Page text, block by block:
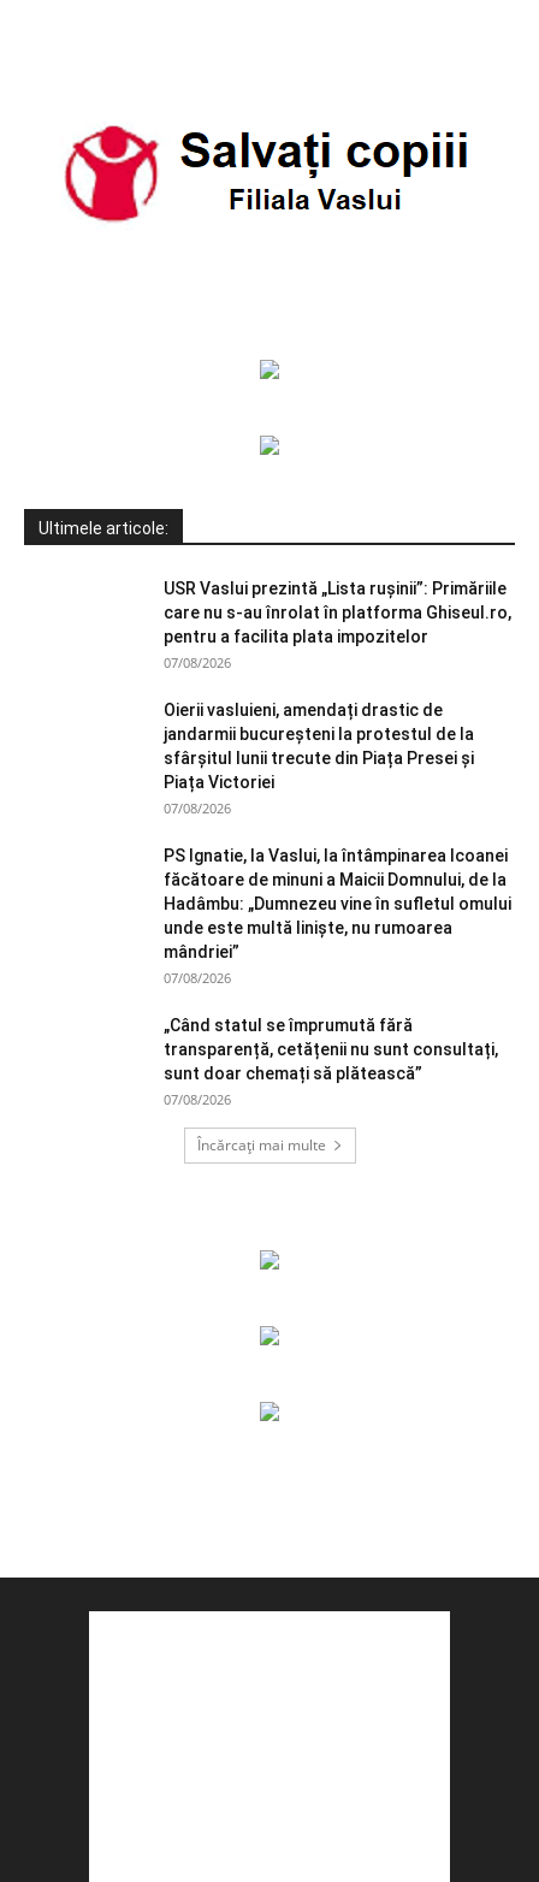
Ultimele articole:
USR Vaslui prezintă „Lista rușinii”: Primăriile
care nu s-au înrolat în platforma Ghiseul.ro,
pentru a facilita plata impozitelor
07/08/2026
Oierii vasluieni, amendați drastic de
jandarmii bucureșteni la protestul de la
sfârșitul lunii trecute din Piața Presei și
Piața Victoriei
07/08/2026
PS Ignatie, la Vaslui, la întâmpinarea Icoanei
făcătoare de minuni a Maicii Domnului, de la
Hadâmbu: „Dumnezeu vine în sufletul omului
unde este multă liniște, nu rumoarea
mândriei”
07/08/2026
„Când statul se împrumută fără
transparență, cetățenii nu sunt consultați,
sunt doar chemați să plătească”
07/08/2026
Încărcați mai multe